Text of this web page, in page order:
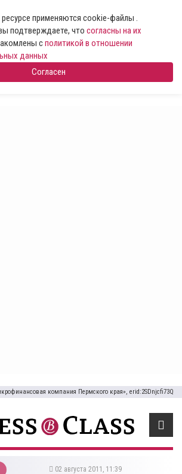
применяются cookie-файлы .
подтверждаете, что согласны на их
сполитикой в отношении
данных
Согласен
компания Пермского края», erid:2SDnjcfi73Q
02 августа 2011, 11:39